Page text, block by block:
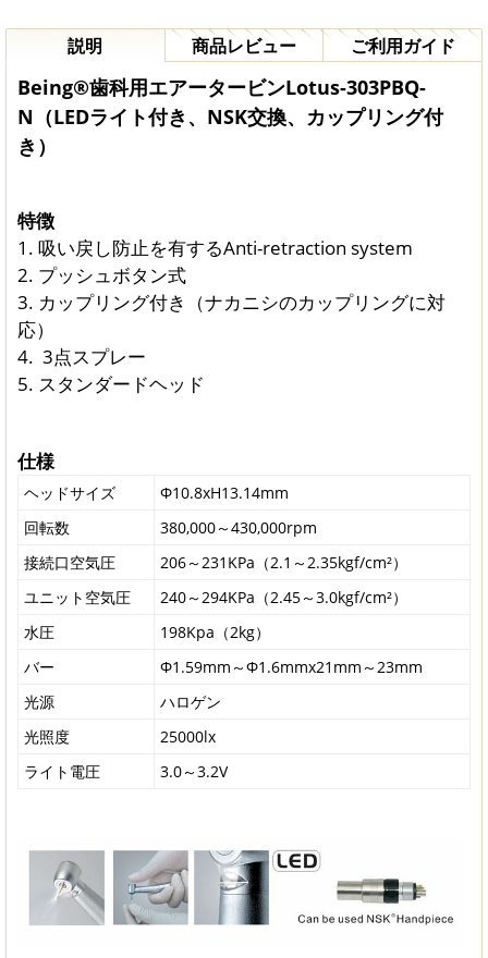
説明 商品レビュー ご利用ガイド
Being®歯科用エアータービンLotus-303PBQ-
N（LEDライト付き、NSK交換、カップリング付
き）
特徴
1. 吸い戻し防止を有するAnti-retraction system
2. プッシュボタン式
3. カップリング付き（ナカニシのカップリングに対
応）
4. 3点スプレー
5. スタンダードヘッド
仕様
ヘッドサイズ
Φ10.8xH13.14mm
回転数
380,000～430,000rpm
接続口空気圧
206～231KPa（2.1～2.35kgf/cm²）
ユニット空気圧
240～294KPa（2.45～3.0kgf/cm²）
水圧
198Kpa（2kg）
バー
Φ1.59mm～Φ1.6mmx21mm～23mm
光源
ハロゲン
光照度
25000lx
ライト電圧
3.0～3.2V